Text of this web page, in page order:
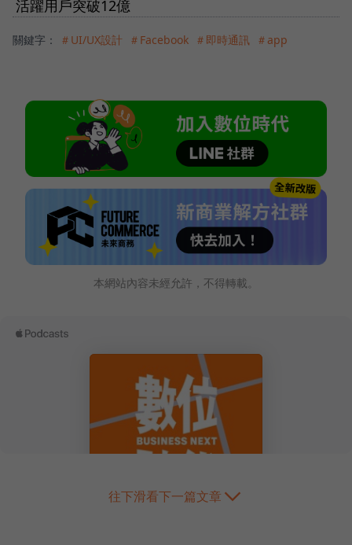
活躍用戶突破12億
關鍵字： ＃UI/UX設計 ＃Facebook ＃即時通訊 ＃app
本網站內容未經允許，不得轉載。
往下滑看下一篇文章